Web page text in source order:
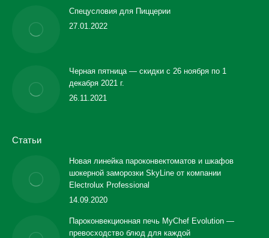
Спецусловия для Пиццерии
27.01.2022
Черная пятница — скидки с 26 ноября по 1
декабря 2021 г.
26.11.2021
Статьи
Новая линейка пароконвектоматов и шкафов
шокерной заморозки SkyLine от компании
Electrolux Professional
14.09.2020
Пароконвекционная печь MyChef Evolution —
превосходство блюд для каждой